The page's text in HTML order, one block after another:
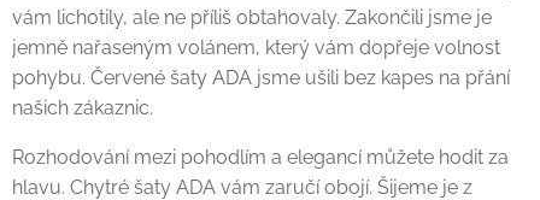
vám lichotily, ale ne příliš obtahovaly. Zakončili jsme je
jemně nařaseným volánem, který vám dopřeje volnost
pohybu. Červené šaty ADA jsme ušili bez kapes na přání
našich zákaznic.
Rozhodování mezi pohodlím a elegancí můžete hodit za
hlavu. Chytré šaty ADA vám zaručí obojí. Šijeme je z